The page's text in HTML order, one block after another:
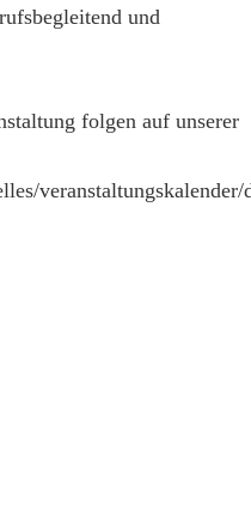
und
folgen auf unserer